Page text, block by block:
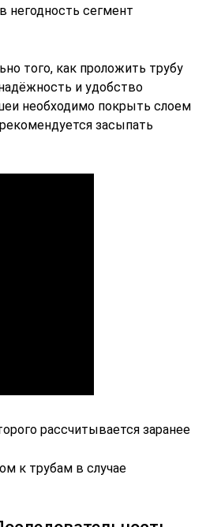
негодность сегмент
того, как проложить трубу
и удобство
необходимо покрыть слоем
засыпать
рассчитывается заранее
к трубам в случае